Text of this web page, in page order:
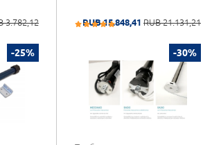
3.782,12 RUB 15.848,41 RUB 21.131,21
-25% -30%